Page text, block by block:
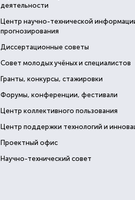
деятельности
Центр научно-технической
прогнозирования
Диссертационные советы
Совет молодых учёных и специалистов
Гранты, конкурсы, стажировки
Форумы, конференции, фестивали
Центр коллективного пользования
Центр поддержки технологий и
Проектный офис
Научно-технический совет